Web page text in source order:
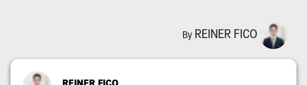
By REINER FICO